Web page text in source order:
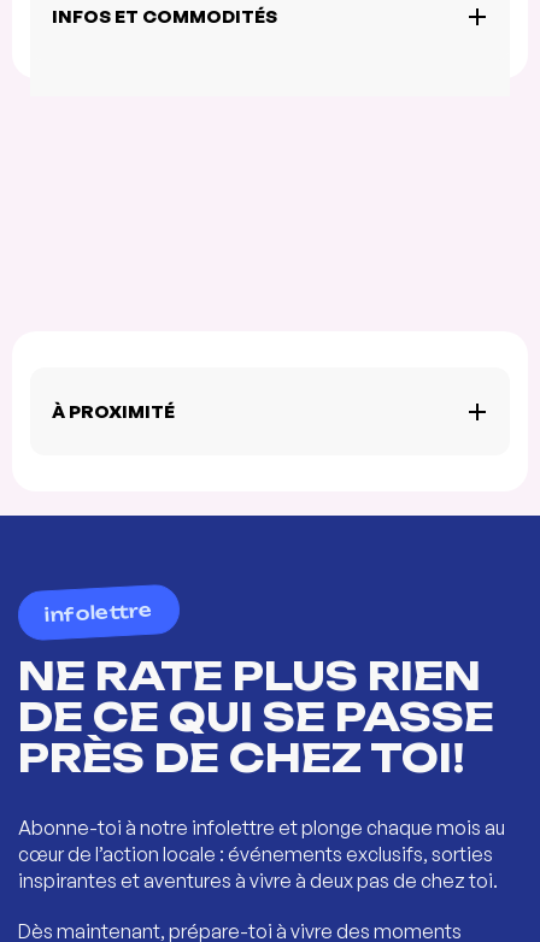
INFOS ET COMMODITÉS
À PROXIMITÉ
infolettre
NE RATE PLUS RIEN
DE CE QUI SE PASSE
PRÈS DE CHEZ TOI!
Abonne-toi à notre infolettre et plonge chaque mois au
cœur de l’action locale : événements exclusifs, sorties
inspirantes et aventures à vivre à deux pas de chez toi.
Dès maintenant, prépare-toi à vivre des moments